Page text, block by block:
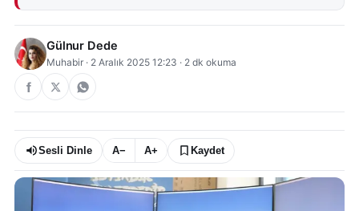
Gülnur Dede
Muhabir · 2 Aralık 2025 12:23 · 2 dk okuma
Sesli Dinle A− A+ Kaydet